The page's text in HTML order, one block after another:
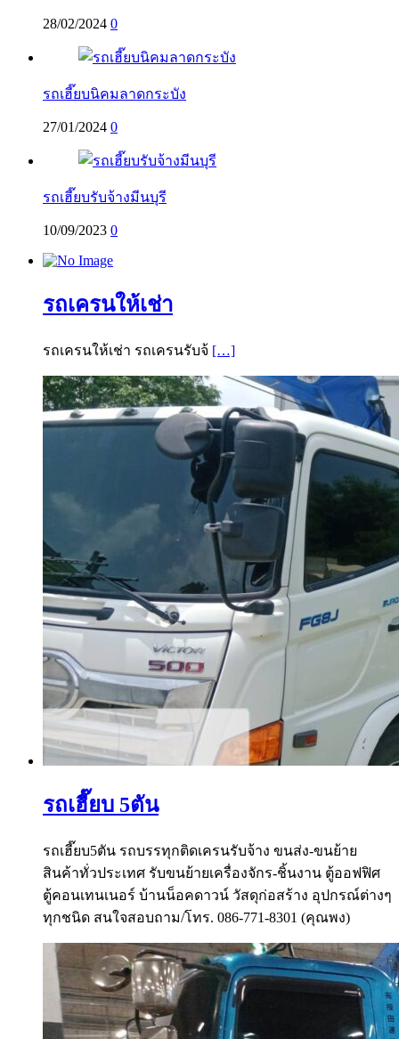
28/02/2024 0
รถเฮี๊ยบนิคมลาดกระบัง
27/01/2024 0
รถเฮี๊ยบรับจ้างมีนบุรี
10/09/2023 0
รถเครนให้เช่า
รถเครนให้เช่า รถเครนรับจ้ […]
รถเฮี๊ยบ 5ตัน
รถเฮี๊ยบ5ตัน รถบรรทุกติดเครนรับจ้าง ขนส่ง-ขนย้าย
สินค้าทั่วประเทศ รับขนย้ายเครื่องจักร-ชิ้นงาน ตู้ออฟฟิศ
ตู้คอนเทนเนอร์ บ้านน็อคดาวน์ วัสดุก่อสร้าง อุปกรณ์ต่างๆ
ทุกชนิด สนใจสอบถาม/โทร. 086-771-8301 (คุณพง)